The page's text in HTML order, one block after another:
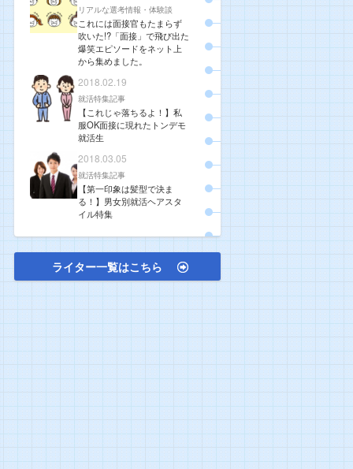
リアルな選考情報・体験談
これには面接官もたまらず
吹いた!?「面接」で飛び出た
爆笑エピソードをネット上
から集めました。
2018.02.19
就活特集記事
【これじゃ落ちるよ！】私
服OK面接に現れたトンデモ
就活生
2018.03.05
就活特集記事
【第一印象は髪型で決ま
る！】男女別就活ヘアスタ
イル特集
ライター一覧はこちら